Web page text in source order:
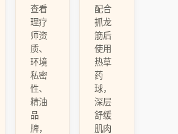
查看
理疗
师资
质、
环境
私密
性、
精油
品
牌，
配合
抓龙
筋后
使用
热草
药
球，
深层
舒缓
肌肉